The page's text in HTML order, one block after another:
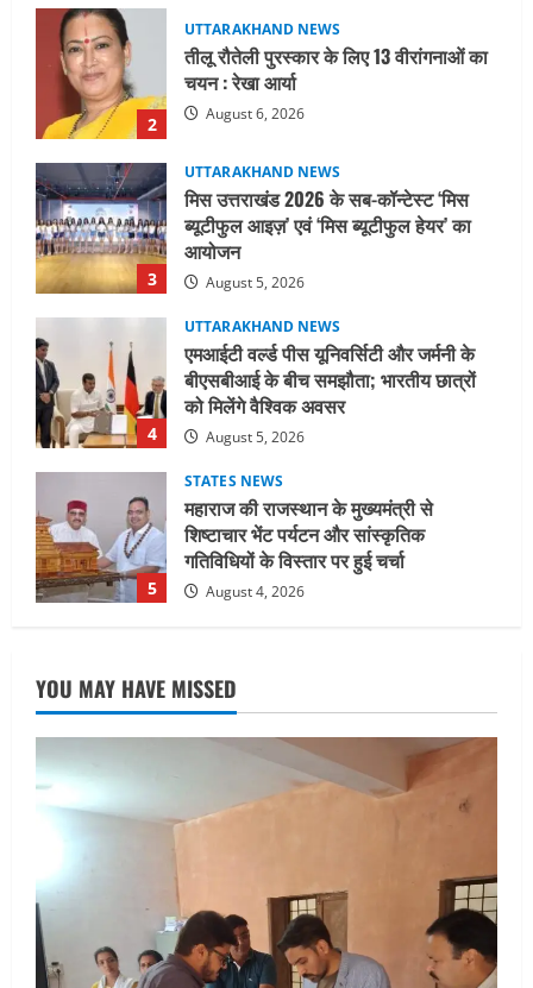
3
मिस उत्तराखंड 2026 के सब-कॉन्टेस्ट ‘मिस
ब्यूटीफुल आइज़’ एवं ‘मिस ब्यूटीफुल हेयर’ का
आयोजन
August 5, 2026
4
UTTARAKHAND NEWS
एमआईटी वर्ल्ड पीस यूनिवर्सिटी और जर्मनी के
बीएसबीआई के बीच समझौता; भारतीय छात्रों
को मिलेंगे वैश्विक अवसर
August 5, 2026
5
STATES NEWS
महाराज की राजस्थान के मुख्यमंत्री से
शिष्टाचार भेंट पर्यटन और सांस्कृतिक
गतिविधियों के विस्तार पर हुई चर्चा
August 4, 2026
1
UTTARAKHAND NEWS
जिलाधिकारी/जिला निर्वाचन अधिकारी ने
सहसपुर विधानसभा क्षेत्र के पोलिंग बूथों का
निरीक्षण कर एसआईआर आपत्ति निस्तारण
शिविर की व्यवस्थाओं का लिया जायजा
2
तीलू रौतेली पुरस्कार के लिए 13 वीरांगनाओं का
चयन : रेखा आर्या
UTTARAKHAND NEWS
मिस उत्तराखंड 2026 के सब-कॉन्टेस्ट ‘मिस
August 5, 2026
UTTARAKHAND NEWS
एमआईटी वर्ल्ड पीस यूनिवर्सिटी और जर्मनी के
YOU MAY HAVE MISSED